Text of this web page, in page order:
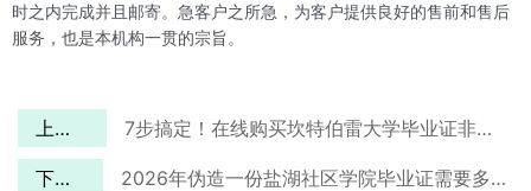
时之内完成并且邮寄。急客户之所急，为客户提供良好的售前和售后
服务，也是本机构一贯的宗旨。
上一篇 7步搞定！在线购买坎特伯雷大学毕业证非常简单
下一篇 2026年伪造一份盐湖社区学院毕业证需要多长时间？